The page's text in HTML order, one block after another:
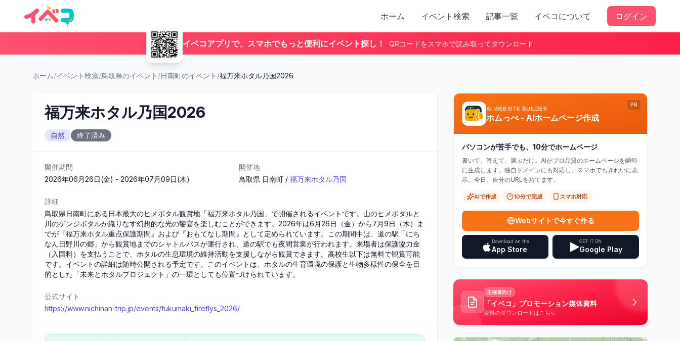
ホーム イベント検索 記事一覧 イベコについて ログイン
イベコアプリで、スマホでもっと便利にイベント探し！ QRコードをスマホで読み取ってダウンロード
ホーム/イベント検索/鳥取県のイベント /日南町のイベント /福万来ホタル乃国2026
福万来ホタル乃国2026
自然 終了済み
開催期間
2026年06月26日(金) - 2026年07月09日(木)
開催地
鳥取県 日南町 / 福万来ホタル乃国
詳細
鳥取県日南町にある日本最大のヒメボタル観賞地「福万来ホタル乃国」で開催されるイベントです。山のヒメボタルと
川のゲンジボタルが織りなす幻想的な光の饗宴を楽しむことができます。2026年は6月26日（金）から7月9日（木）ま
でが『福万来ホタル重点保護期間』および『おもてなし期間』として定められています。この期間中は、道の駅「にち
なん日野川の郷」から観賞地までのシャトルバスが運行され、道の駅でも夜間営業が行われます。来場者は保護協力金
（入国料）を支払うことで、ホタルの生息環境の維持活動を支援しながら観賞できます。高校生以下は無料で観賞可能
です。イベントの詳細は随時公開される予定です。このイベントは、ホタルの生育環境の保護と生物多様性の保全を目
的とした「未来とホタルプロジェクト」の一環としても位置づけられています。
公式サイト
https://www.nichinan-trip.jp/events/fukumaki_fireflys_2026/
PR
AI WEBSITE BUILDER
ホムっぺ - AIホームページ作成
パソコンが苦手でも、10分でホームページ
書いて、答えて、選ぶだけ。AIがプロ品質のホームページを瞬時
に生成します。独自ドメインにも対応し、スマホでもきれいに表
示。今日、自分のURLを持てます。
AIで作成 10分で完成 スマホ対応
Webサイトで今すぐ作る
Download on the
App Store
GET IT ON
Google Play
主催者向け
「イベコ」プロモーション媒体資料
資料のダウンロードはこちら